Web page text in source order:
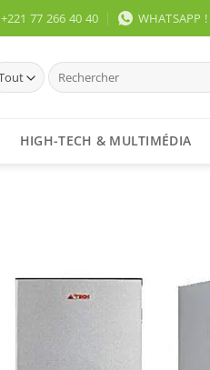
+221 77 266 40 40 WHATSAPP !
Recherche
pour :
HIGH-TECH & MULTIMÉDIA